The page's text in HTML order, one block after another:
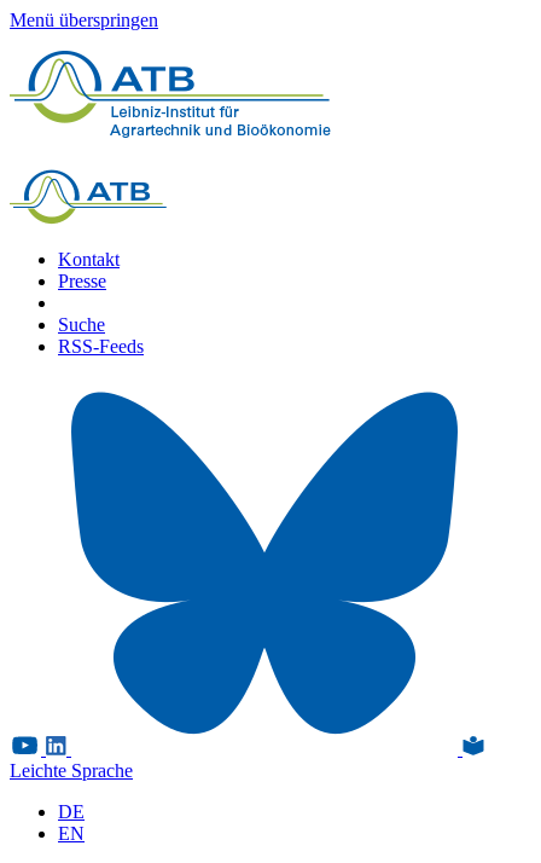
Menü überspringen
Kontakt
Presse
Suche
RSS-Feeds
Leichte Sprache
DE
EN